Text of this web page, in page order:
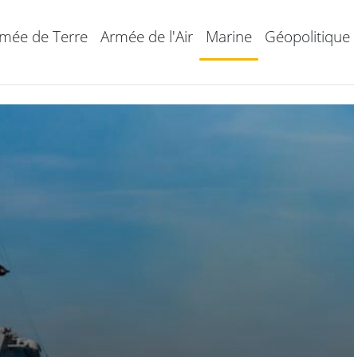
de Terre Armée de l'Air Marine Géopolitique